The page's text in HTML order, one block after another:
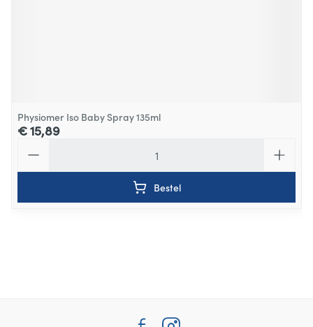
Physiomer Iso Baby Spray 135ml
€ 15,89
Bestel